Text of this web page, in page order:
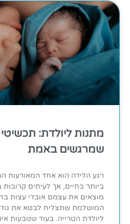
מתנות ליולדת: תכשיטי
שמרגשים באמת
רגע הלידה הוא אחד המאורעות
ביותר בחיים, אך לעיתים קרובות
מוצאים את עצמם אובדי עצות
המושלמת שתצליח לבטא את
ליולדת הטרייה. בעוד שטבעות